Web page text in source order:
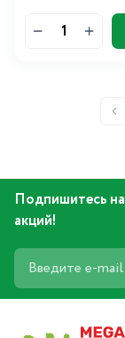
Подпишитесь на
акций!